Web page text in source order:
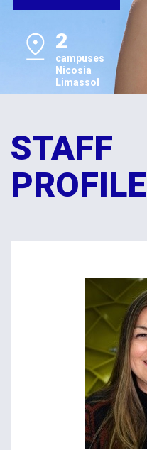
2
campuses
Nicosia
Limassol
STAFF
PROFILE